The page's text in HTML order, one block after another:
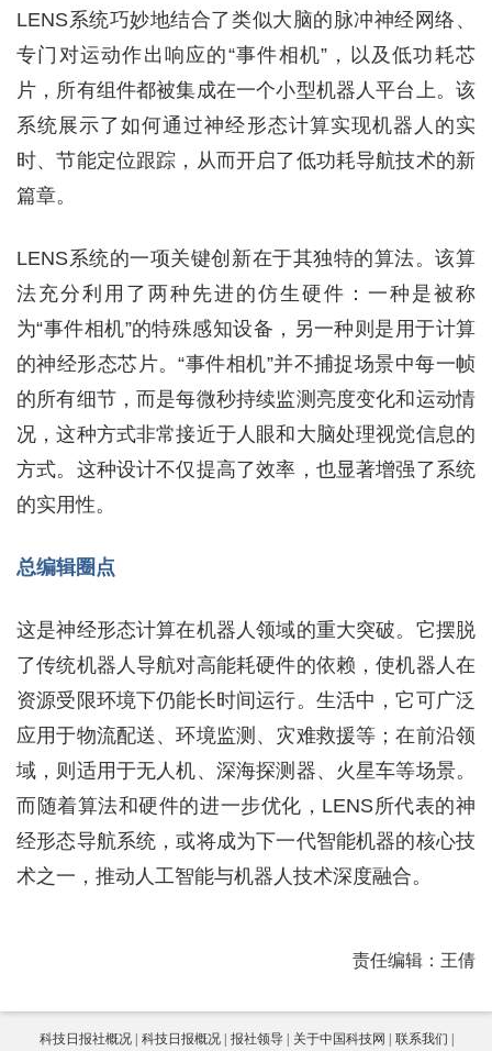
LENS系统巧妙地结合了类似大脑的脉冲神经网络、
专门对运动作出响应的“事件相机”，以及低功耗芯
片，所有组件都被集成在一个小型机器人平台上。该
系统展示了如何通过神经形态计算实现机器人的实
时、节能定位跟踪，从而开启了低功耗导航技术的新
篇章。
LENS系统的一项关键创新在于其独特的算法。该算
法充分利用了两种先进的仿生硬件：一种是被称
为“事件相机”的特殊感知设备，另一种则是用于计算
的神经形态芯片。“事件相机”并不捕捉场景中每一帧
的所有细节，而是每微秒持续监测亮度变化和运动情
况，这种方式非常接近于人眼和大脑处理视觉信息的
方式。这种设计不仅提高了效率，也显著增强了系统
的实用性。
总编辑圈点
这是神经形态计算在机器人领域的重大突破。它摆脱
了传统机器人导航对高能耗硬件的依赖，使机器人在
资源受限环境下仍能长时间运行。生活中，它可广泛
应用于物流配送、环境监测、灾难救援等；在前沿领
域，则适用于无人机、深海探测器、火星车等场景。
而随着算法和硬件的进一步优化，LENS所代表的神
经形态导航系统，或将成为下一代智能机器的核心技
术之一，推动人工智能与机器人技术深度融合。
责任编辑：王倩
科技日报社概况 科技日报概况 报社领导 关于中国科技网 联系我们